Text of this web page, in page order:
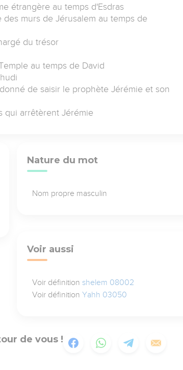
étrangère au temps d'Esdras
murs de Jérusalem au temps de
du trésor
au temps de David
de saisir le prophète Jérémie et son
qui arrêtèrent Jérémie
Nature du mot
Nom propre masculin
Voir aussi
Voir définition shelem 08002
Voir définition Yahh 03050
de vous !